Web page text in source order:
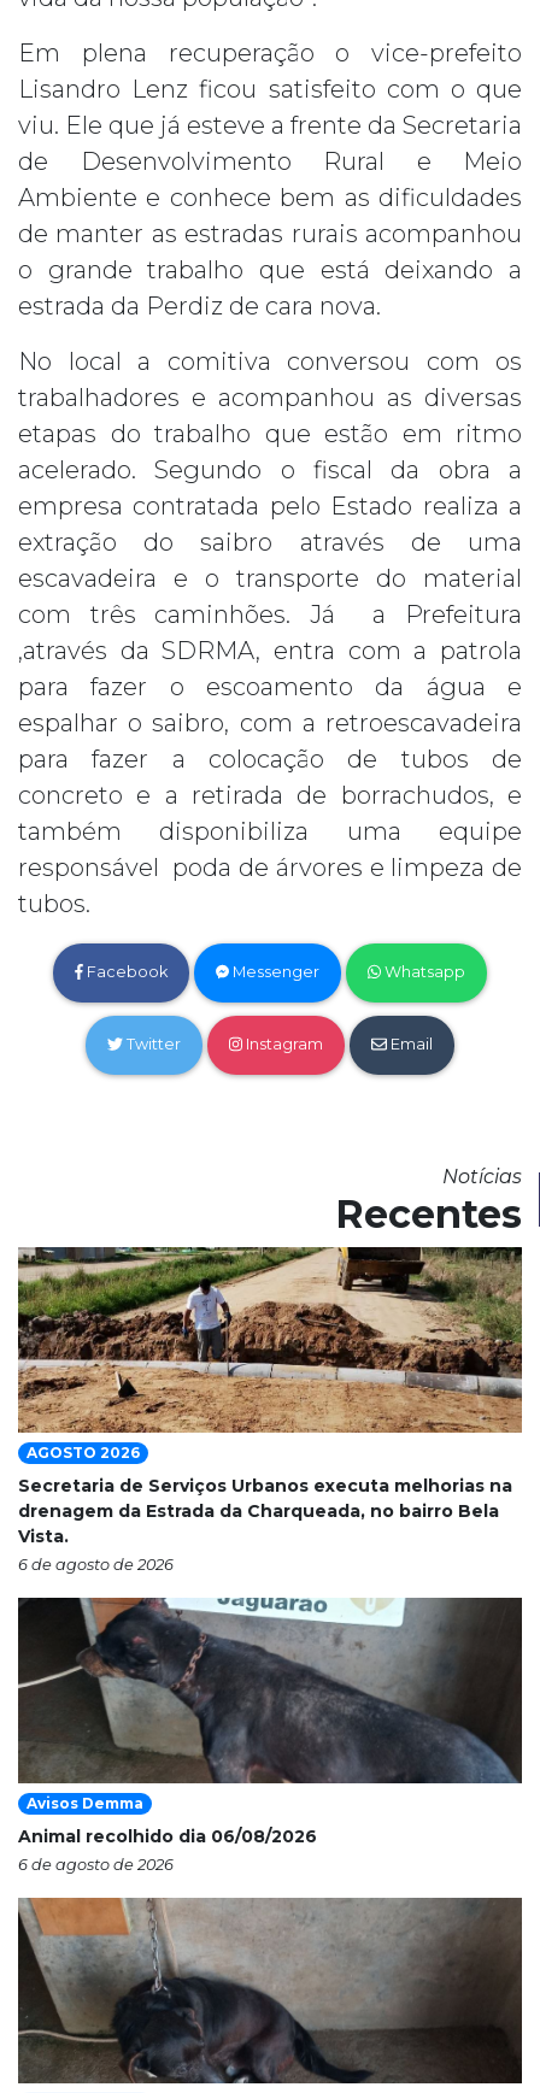
Em plena recuperação o vice-prefeito
Lisandro Lenz ficou satisfeito com o que
viu. Ele que já esteve a frente da Secretaria
de Desenvolvimento Rural e Meio
Ambiente e conhece bem as dificuldades
de manter as estradas rurais acompanhou
o grande trabalho que está deixando a
estrada da Perdiz de cara nova.
No local a comitiva conversou com os
trabalhadores e acompanhou as diversas
etapas do trabalho que estão em ritmo
acelerado. Segundo o fiscal da obra a
empresa contratada pelo Estado realiza a
extração do saibro através de uma
escavadeira e o transporte do material
com três caminhões. Já a Prefeitura
,através da SDRMA, entra com a patrola
para fazer o escoamento da água e
espalhar o saibro, com a retroescavadeira
para fazer a colocação de tubos de
concreto e a retirada de borrachudos, e
também disponibiliza uma equipe
responsável poda de árvores e limpeza de
tubos.
Facebook Messenger Whatsapp
Twitter Instagram Email
Notícias
Recentes
AGOSTO 2026
Secretaria de Serviços Urbanos executa melhorias na
drenagem da Estrada da Charqueada, no bairro Bela
Vista.
6 de agosto de 2026
Avisos Demma
Animal recolhido dia 06/08/2026
6 de agosto de 2026